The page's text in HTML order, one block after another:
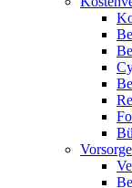
Vorsorge